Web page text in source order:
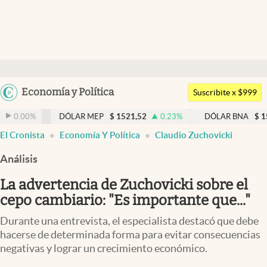
Argentina
Uruguay
Economía y Política
Members
Economía y Política
Finanzas y Mercados
Mercados Online
Negocios
Columnistas
Apertura
Suscribite x $999
DÓLAR MEP $ 1521,52 0.23% DÓLAR BNA $ 1520 0.00
El Cronista Economía Y Política Claudio Zuchovicki
Análisis
La advertencia de Zuchovicki sobre el
cepo cambiario: "Es importante que..."
Durante una entrevista, el especialista destacó que debe
hacerse de determinada forma para evitar consecuencias
negativas y lograr un crecimiento económico.